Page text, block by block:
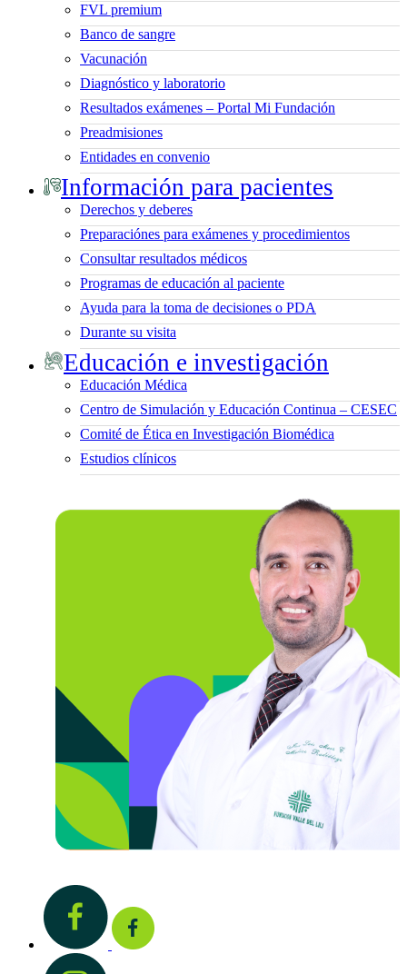
FVL premium
Banco de sangre
Vacunación
Diagnóstico y laboratorio
Resultados exámenes – Portal Mi Fundación
Preadmisiones
Entidades en convenio
Información para pacientes
Derechos y deberes
Preparaciónes para exámenes y procedimientos
Consultar resultados médicos
Programas de educación al paciente
Ayuda para la toma de decisiones o PDA
Durante su visita
Educación e investigación
Educación Médica
Centro de Simulación y Educación Continua – CESEC
Comité de Ética en Investigación Biomédica
Estudios clínicos